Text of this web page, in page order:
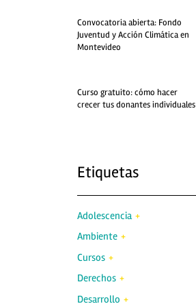
Convocatoria abierta: Fondo
Juventud y Acción Climática en
Montevideo
Curso gratuito: cómo hacer
crecer tus donantes individuales
Etiquetas
Adolescencia
Ambiente
Cursos
Derechos
Desarrollo